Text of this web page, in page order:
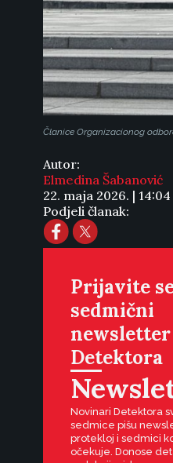
Članice Organizacionog
Autor:
Elmedina Šabanović
22. maja 2026. | 14:04
Podjeli članak:
Prijavite
sedmični
newsletter
Detektora
Novinari Detektora
sedmice pišu
protekloj i sedmici
očekuje. Donose